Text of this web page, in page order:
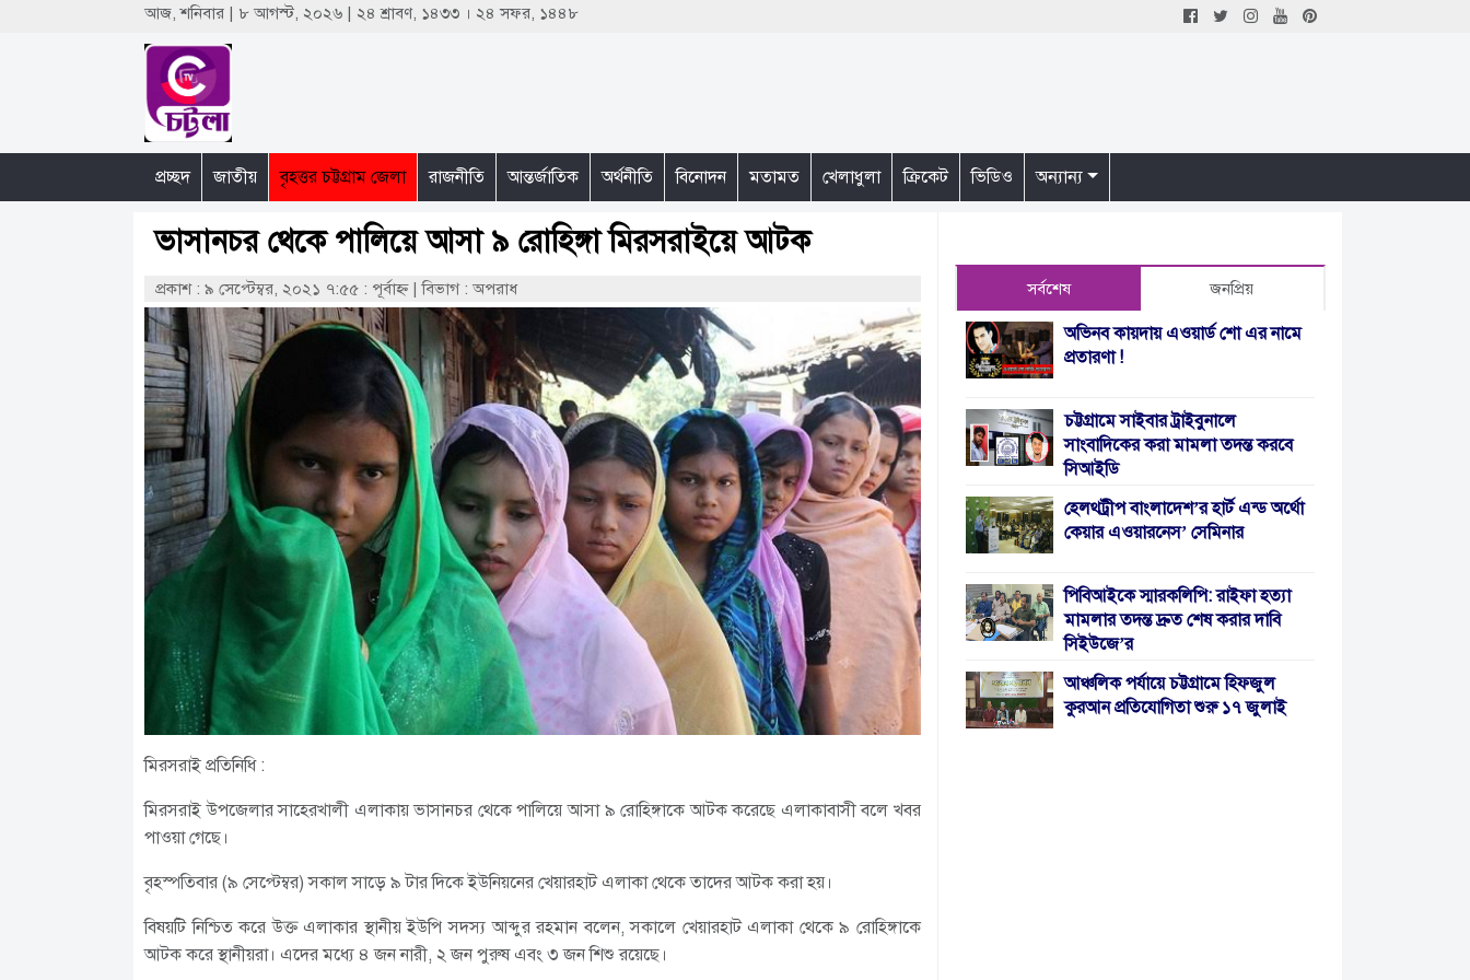
আজ, শনিবার | ৮ আগস্ট, ২০২৬ | ২৪ শ্রাবণ, ১৪৩৩ । ২৪ সফর, ১৪৪৮
প্রচ্ছদ জাতীয় বৃহত্তর চট্টগ্রাম জেলা রাজনীতি আন্তর্জাতিক অর্থনীতি বিনোদন মতামত খেলাধুলা ক্রিকেট ভিডিও অন্যান্য
ভাসানচর থেকে পালিয়ে আসা ৯ রোহিঙ্গা মিরসরাইয়ে আটক
প্রকাশ : ৯ সেপ্টেম্বর, ২০২১ ৭:৫৫ : পূর্বাহ্ণ |বিভাগ : অপরাধ
মিরসরাই প্রতিনিধি :
মিরসরাই উপজেলার সাহেরখালী এলাকায় ভাসানচর থেকে পালিয়ে আসা ৯ রোহিঙ্গাকে আটক করেছে এলাকাবাসী বলে খবর
পাওয়া গেছে।
বৃহস্পতিবার (৯ সেপ্টেম্বর) সকাল সাড়ে ৯ টার দিকে ইউনিয়নের খেয়ারহাট এলাকা থেকে তাদের আটক করা হয়।
বিষয়টি নিশ্চিত করে উক্ত এলাকার স্থানীয় ইউপি সদস্য আব্দুর রহমান বলেন, সকালে খেয়ারহাট এলাকা থেকে ৯ রোহিঙ্গাকে
আটক করে স্থানীয়রা। এদের মধ্যে ৪ জন নারী, ২ জন পুরুষ এবং ৩ জন শিশু রয়েছে।
সর্বশেষ জনপ্রিয়
অভিনব কায়দায় এওয়ার্ড শো এর নামে
প্রতারণা !
চট্টগ্রামে সাইবার ট্রাইবুনালে
সাংবাদিকের করা মামলা তদন্ত করবে
সিআইডি
হেলথট্রীপ বাংলাদেশ’র হার্ট এন্ড অর্থো
কেয়ার এওয়ারনেস’ সেমিনার
পিবিআইকে স্মারকলিপি: রাইফা হত্যা
মামলার তদন্ত দ্রুত শেষ করার দাবি
সিইউজে’র
আঞ্চলিক পর্যায়ে চট্টগ্রামে হিফজুল
কুরআন প্রতিযোগিতা শুরু ১৭ জুলাই